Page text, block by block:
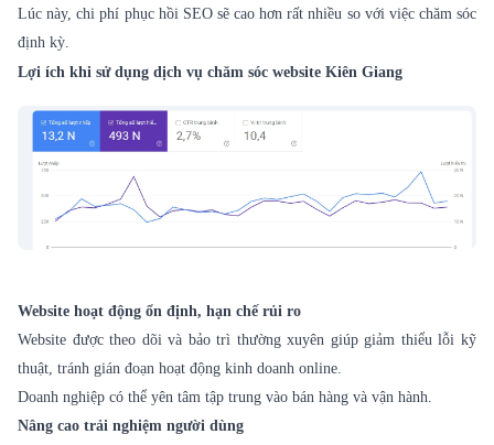
Lúc này, chi phí phục hồi SEO sẽ cao hơn rất nhiều so với việc chăm sóc
định kỳ.
Lợi ích khi sử dụng dịch vụ chăm sóc website Kiên Giang
Website hoạt động ổn định, hạn chế rủi ro
Website được theo dõi và bảo trì thường xuyên giúp giảm thiểu lỗi kỹ
thuật, tránh gián đoạn hoạt động kinh doanh online.
Doanh nghiệp có thể yên tâm tập trung vào bán hàng và vận hành.
Nâng cao trải nghiệm người dùng